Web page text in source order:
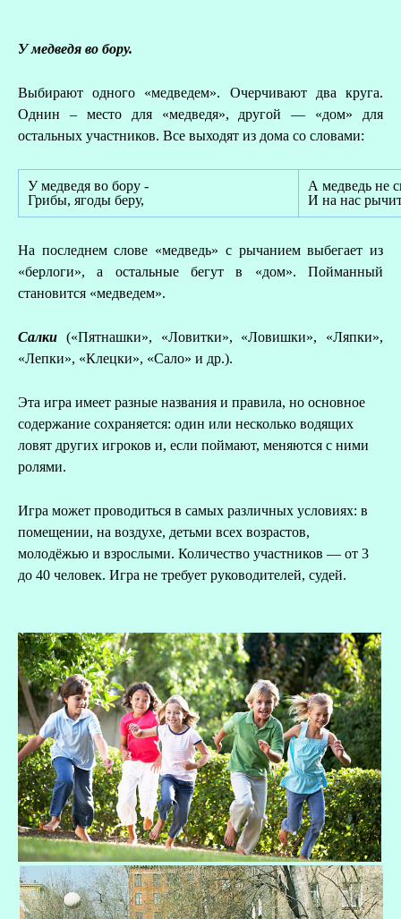
У медведя во бору.
Выбирают одного «медведем». Очерчивают два круга.
Однин – место для «медведя», другой — «дом» для
остальных участников. Все выходят из дома со словами:
У медведя во бору -
Грибы, ягоды беру,
А медведь не
И на нас
На последнем слове «медведь» с рычанием выбегает из
«берлоги», а остальные бегут в «дом». Пойманный
становится «медведем».
Салки («Пятнашки», «Ловитки», «Ловишки», «Ляпки»,
«Лепки», «Клецки», «Сало» и др.).
Эта игра имеет разные названия и правила, но основное
содержание сохраняется: один или несколько водящих
ловят других игроков и, если поймают, меняются с ними
ролями.
Игра может проводиться в самых различных условиях: в
помещении, на воздухе, детьми всех возрастов,
молодёжью и взрослыми. Количество участников — от 3
до 40 человек. Игра не требует руководителей, судей.